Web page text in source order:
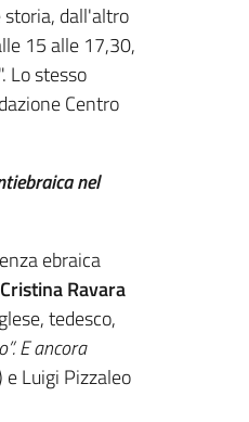
storia, dall'altro
15 alle 17,30,
". Lo stesso
Centro
nel
ebraica
Cristina Ravara
tedesco,
.E ancora
Luigi Pizzaleo